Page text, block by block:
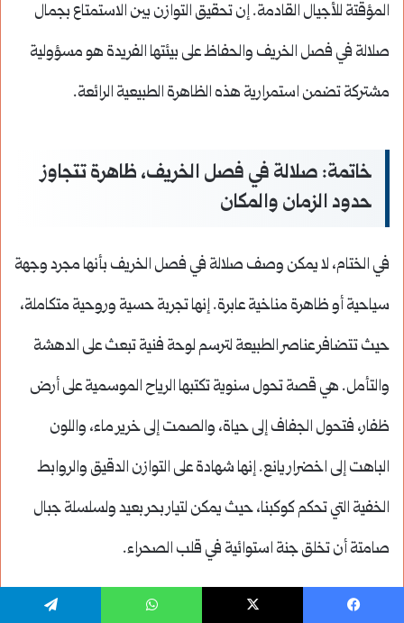
المؤقتة للأجيال القادمة. إن تحقيق التوازن بين الاستمتاع بجمال
صلالة في فصل الخريف والحفاظ على بيئتها الفريدة هو مسؤولية
مشتركة تضمن استمرارية هذه الظاهرة الطبيعية الرائعة.
خاتمة: صلالة في فصل الخريف، ظاهرة تتجاوز
حدود الزمان والمكان
في الختام، لا يمكن وصف صلالة في فصل الخريف بأنها مجرد وجهة
سياحية أو ظاهرة مناخية عابرة. إنها تجربة حسية وروحية متكاملة،
حيث تتضافر عناصر الطبيعة لترسم لوحة فنية تبعث على الدهشة
والتأمل. هي قصة تحول سنوية تكتبها الرياح الموسمية على أرض
ظفار، فتحول الجفاف إلى حياة، والصمت إلى خرير ماء، واللون
الباهت إلى اخضرار يانع. إنها شهادة على التوازن الدقيق والروابط
الخفية التي تحكم كوكبنا، حيث يمكن لتيار بحر بعيد ولسلسلة جبال
صامتة أن تخلق جنة استوائية في قلب الصحراء.
إن تجربة صلالة في فصل الخريف هي أكثر من مجرد الهروب من